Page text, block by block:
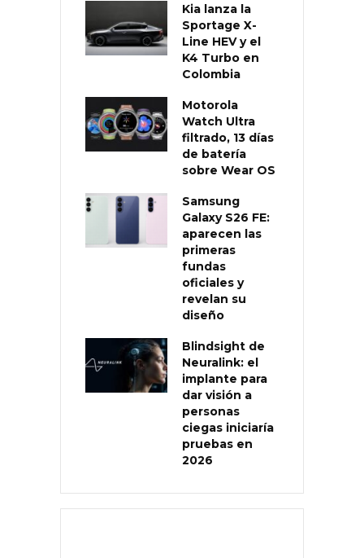
Kia lanza la
Sportage X-
Line HEV y el
K4 Turbo en
Colombia
Motorola
Watch Ultra
filtrado, 13 días
de batería
sobre Wear OS
Samsung
Galaxy S26 FE:
aparecen las
primeras
fundas
oficiales y
revelan su
diseño
Blindsight de
Neuralink: el
implante para
dar visión a
personas
ciegas iniciaría
pruebas en
2026